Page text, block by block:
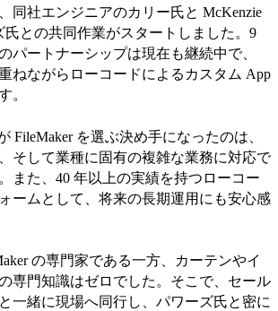
同社エンジニアのカリー氏と McKenzie
氏との共同作業がスタートしました。9
パートナーシップは現在も継続中で、
ねながらローコードによるカスタム App
。
FileMaker を選ぶ決め手になったのは、
そして業種に固有の複雑な業務に対応で
また、40 年以上の実績を持つローコー
ームとして、将来の長期運用にも安心感
の専門家である一方、カーテンやイ
専門知識はゼロでした。そこで、セール
一緒に現場へ同行し、パワーズ氏と密に